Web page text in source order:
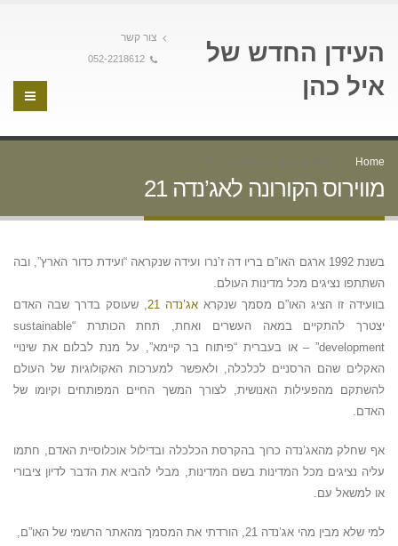
העידן החדש של
איל כהן
צור קשר
052-2218612
Home מווירוס הקורונה לאג’נדה 21
מווירוס הקורונה לאג’נדה 21
בשנת 1992 ארגם האו”ם בריו דה ז’נרו ועידה שנקראה “ועידת כדור הארץ”, ובה
השתתפו נציגים מכל מדינות העולם.
בוועידה זו הציג האו”ם מסמך שנקרא אג’נדה 21
, שעוסק בדרך שבה האדם
יצטרך להתקיים במאה העשרים ואחת, תחת הכותרת “sustainable
development” – או בעברית “פיתוח בר קיימא”, על מנת לבלום את שינויי
האקלים שהם הרסניים לכלכלה, ולאפשר למערכות האקולוגיות של העולם
להשתקם מהפעילות האנושית, לצורך המשך החיים המפותחים וקיומו של
האדם.
אף שחלק מהאג’נדה כרוך בהקרסת הכלכלה ובדילול אוכלוסיית האדם, חתמו
עליה נציגים מכל המדינות בשם המדינות, מבלי להביא את הדבר לדיון ציבורי
או למשאל עם.
למי שלא מבין מהי אג’נדה 21, הורדתי את המסמך מהאתר הרשמי של האו”ם,